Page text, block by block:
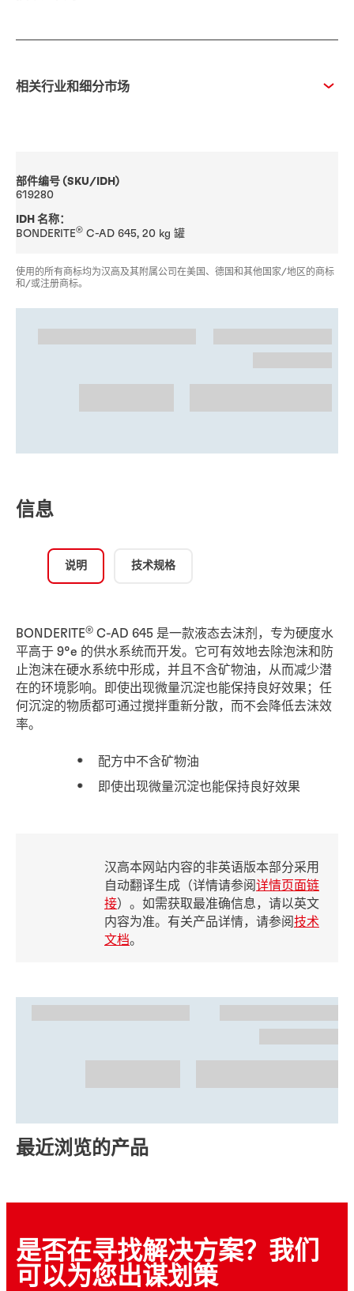
相关行业和细分市场
部件编号 (SKU/IDH)
619280
IDH 名称：
BONDERITE® C-AD 645, 20 kg 罐
使用的所有商标均为汉高及其附属公司在美国、德国和其他国家/地区的商标
和/或注册商标。
信息
说明 技术规格
BONDERITE® C-AD 645 是一款液态去沫剂，专为硬度水
平高于 9°e 的供水系统而开发。它可有效地去除泡沫和防
止泡沫在硬水系统中形成，并且不含矿物油，从而减少潜
在的环境影响。即使出现微量沉淀也能保持良好效果；任
何沉淀的物质都可通过搅拌重新分散，而不会降低去沫效
率。
配方中不含矿物油
即使出现微量沉淀也能保持良好效果
汉高本网站内容的非英语版本部分采用
自动翻译生成（详情请参阅详情页面链
接）。如需获取最准确信息，请以英文
内容为准。有关产品详情，请参阅技术
文档。
最近浏览的产品
是否在寻找解决方案？我们
可以为您出谋划策